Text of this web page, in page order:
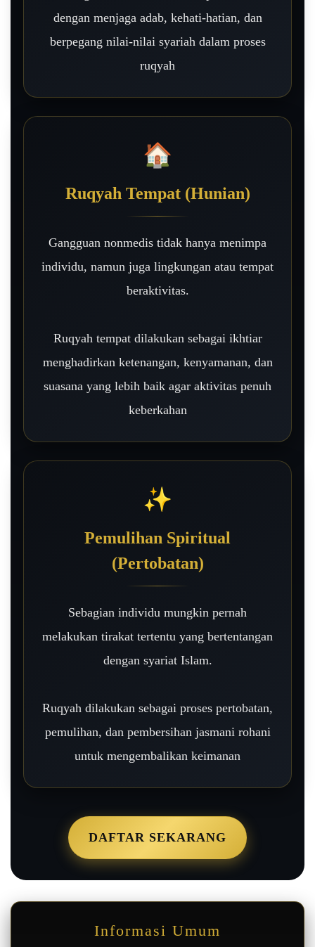
dengan menjaga adab, kehati-hatian, dan
berpegang nilai-nilai syariah dalam proses
ruqyah
🏠
Ruqyah Tempat (Hunian)
Gangguan nonmedis tidak hanya menimpa
individu, namun juga lingkungan atau tempat
beraktivitas.
Ruqyah tempat dilakukan sebagai ikhtiar
menghadirkan ketenangan, kenyamanan, dan
suasana yang lebih baik agar aktivitas penuh
keberkahan
✨
Pemulihan Spiritual
(Pertobatan)
Sebagian individu mungkin pernah
melakukan tirakat tertentu yang bertentangan
dengan syariat Islam.
Ruqyah dilakukan sebagai proses pertobatan,
pemulihan, dan pembersihan jasmani rohani
untuk mengembalikan keimanan
DAFTAR SEKARANG
Informasi Umum